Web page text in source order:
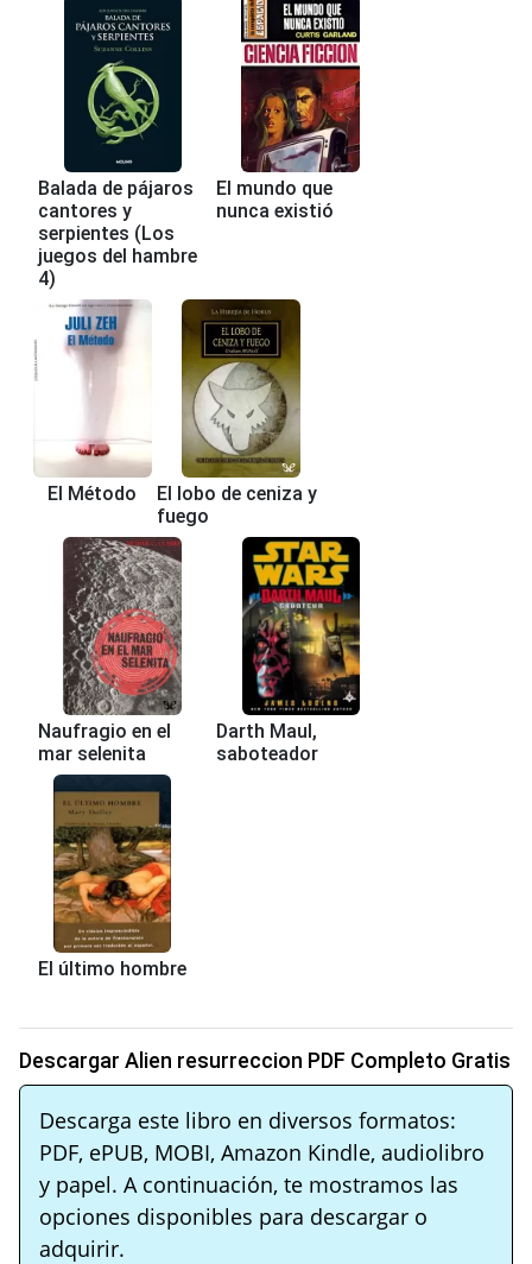
Balada de pájaros
cantores y
serpientes (Los
juegos del hambre
4)
El mundo que
nunca existió
El Método
El lobo de ceniza y
fuego
Naufragio en el
mar selenita
Darth Maul,
saboteador
El último hombre
Descargar Alien resurreccion PDF Completo Gratis
Descarga este libro en diversos formatos:
PDF, ePUB, MOBI, Amazon Kindle, audiolibro
y papel. A continuación, te mostramos las
opciones disponibles para descargar o
adquirir.